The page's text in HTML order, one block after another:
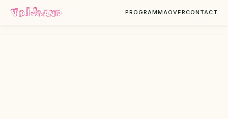
VrIJland PROGRAMMAOVERCONTACT
VrIJland